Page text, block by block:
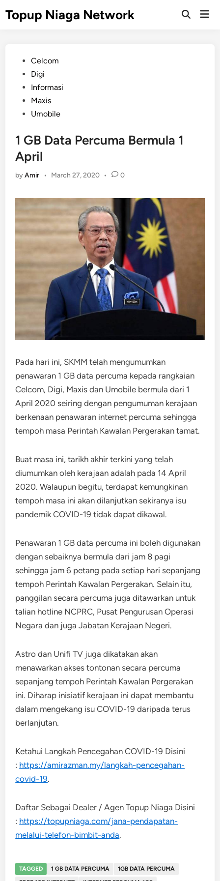
Topup Niaga Network
Open
PostedCelcom
Digi
Informasi
Maxis
Umobile
1 GB Data Percuma Bermula 1
April
byAmir • March 27, 2020 • 0
Pada hari ini, SKMM telah mengumumkan
penawaran 1 GB data percuma kepada rangkaian
Celcom, Digi, Maxis dan Umobile bermula dari 1
April 2020 seiring dengan pengumuman kerajaan
berkenaan penawaran internet percuma sehingga
tempoh masa Perintah Kawalan Pergerakan tamat.
Buat masa ini, tarikh akhir terkini yang telah
diumumkan oleh kerajaan adalah pada 14 April
2020. Walaupun begitu, terdapat kemungkinan
tempoh masa ini akan dilanjutkan sekiranya isu
pandemik COVID-19 tidak dapat dikawal.
Penawaran 1 GB data percuma ini boleh digunakan
dengan sebaiknya bermula dari jam 8 pagi
sehingga jam 6 petang pada setiap hari sepanjang
tempoh Perintah Kawalan Pergerakan. Selain itu,
panggilan secara percuma juga ditawarkan untuk
talian hotline NCPRC, Pusat Pengurusan Operasi
Negara dan juga Jabatan Kerajaan Negeri.
Astro dan Unifi TV juga dikatakan akan
menawarkan akses tontonan secara percuma
sepanjang tempoh Perintah Kawalan Pergerakan
ini. Diharap inisiatif kerajaan ini dapat membantu
dalam mengekang isu COVID-19 daripada terus
berlanjutan.
Ketahui Langkah Pencegahan COVID-19 Disini
: https://amirazman.my/langkah-pencegahan-
covid-19.
Daftar Sebagai Dealer / Agen Topup Niaga Disini
: https://topupniaga.com/jana-pendapatan-
melalui-telefon-bimbit-anda.
TAGGED 1 GB DATA PERCUMA
1GB DATA PERCUMA